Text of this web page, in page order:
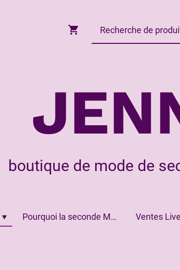
boutique de mode de
Pourquoi la seconde Main? Ventes